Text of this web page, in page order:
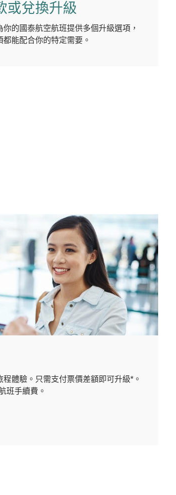
或兌換升級
你的國泰航空航班提供多個升級選項，
都能配合你的特定需要。
體驗。只需支付票價差額即可升級*。
班手續費。